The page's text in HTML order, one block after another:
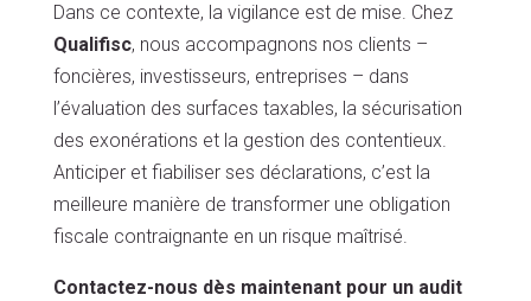
Dans ce contexte, la vigilance est de mise. Chez
Qualifisc, nous accompagnons nos clients –
foncières, investisseurs, entreprises – dans
l’évaluation des surfaces taxables, la sécurisation
des exonérations et la gestion des contentieux.
Anticiper et fiabiliser ses déclarations, c’est la
meilleure manière de transformer une obligation
fiscale contraignante en un risque maîtrisé.
Contactez-nous dès maintenant pour un audit